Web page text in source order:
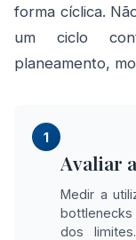
forma cíclica.
um ciclo
planeamento,
1
Avaliar
Medir a
dos